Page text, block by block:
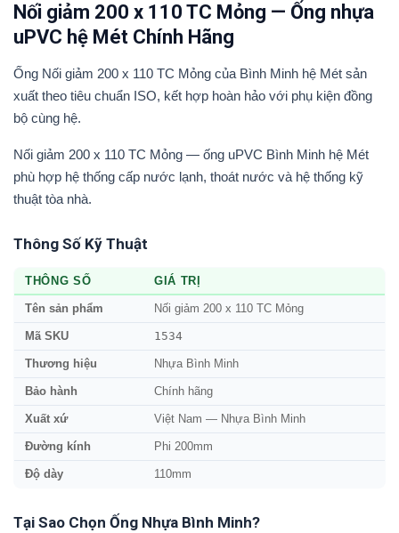
Nối giảm 200 x 110 TC Mỏng — Ống nhựa
uPVC hệ Mét Chính Hãng
Ống Nối giảm 200 x 110 TC Mỏng của Bình Minh hệ Mét sản
xuất theo tiêu chuẩn ISO, kết hợp hoàn hảo với phụ kiện đồng
bộ cùng hệ.
Nối giảm 200 x 110 TC Mỏng — ống uPVC Bình Minh hệ Mét
phù hợp hệ thống cấp nước lạnh, thoát nước và hệ thống kỹ
thuật tòa nhà.
Thông Số Kỹ Thuật
THÔNG SỐ GIÁ TRỊ
Tên sản phẩm Nối giảm 200 x 110 TC Mỏng
Mã SKU 1534
Thương hiệu Nhựa Bình Minh
Bảo hành Chính hãng
Xuất xứ Việt Nam — Nhựa Bình Minh
Đường kính Phi 200mm
Độ dày 110mm
Tại Sao Chọn Ống Nhựa Bình Minh?